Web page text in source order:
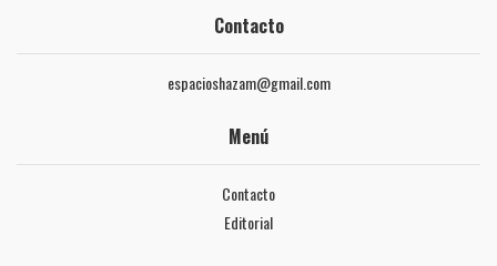
Contacto
espacioshazam@gmail.com
Menú
Contacto
Editorial